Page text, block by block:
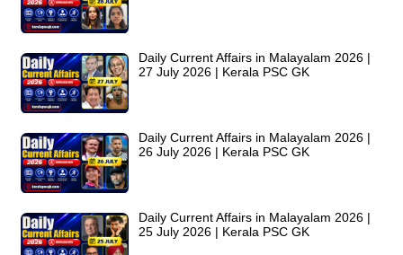
Daily Current Affairs in Malayalam 2026 |
27 July 2026 | Kerala PSC GK
Daily Current Affairs in Malayalam 2026 |
26 July 2026 | Kerala PSC GK
Daily Current Affairs in Malayalam 2026 |
25 July 2026 | Kerala PSC GK